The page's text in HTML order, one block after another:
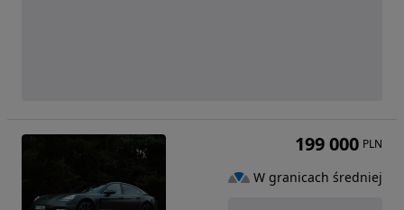
199 000 PLN
W granicach średniej